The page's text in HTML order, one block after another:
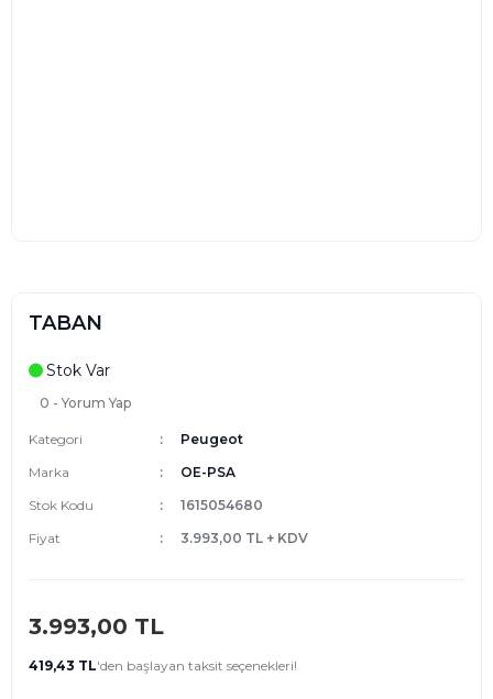
TABAN
Stok Var
0 - Yorum Yap
Kategori
Peugeot
Marka
OE-PSA
Stok Kodu
1615054680
Fiyat
3.993,00 TL + KDV
3.993,00 TL
419,43 TL'den başlayan taksit seçenekleri!